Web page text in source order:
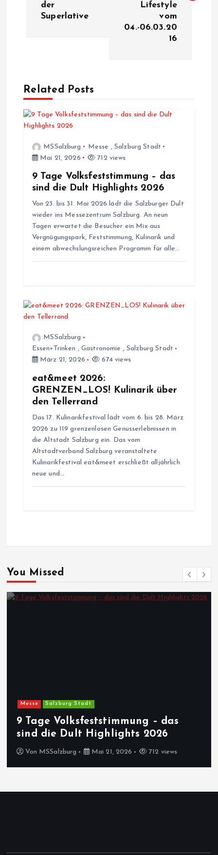
g
s
n
o
der
Superlative
Lifestyle
vom
04.-06.03.20
16
Related Posts
MSSalzburg Messe , Salzburg Stadt
Mai 21, 2026
712 views
9 Tage Volksfeststimmung – das
sind die Dult Highlights 2026
Von 23. bis 31. Mai 2026 lädt die Salzburger Dult
wieder ins Messezentrum Salzburg. An neun
Tagen erwartet die Besucher ein Mix aus
Vergnügungspark, Feststimmung, Kulinarik und
einem abwechslungsreichen Programm für alle…
MSSalzburg
Essen+Trinken ,Gastronomie ,Salzburg Stadt
März 21, 2026
674 views
eat&meet 2026:
GRENZEN_LOS! Kulinarik über
den Tellerrand
Das 17. Kulinarikfestival lädt vom 6. bis 28. März
2026 zu 119 grenzenlosen Genusserlebnissen in
die Altstadt Salzburg ein. Das vom
Altstadtverband Salzburg veranstaltete
Kulinarikfestival eat&meet erschließt alljährlich
neue und…
You Missed
Messe Salzburg Stadt
9 Tage Volksfeststimmung – das
sind die Dult Highlights 2026
Von MSSalzburg Mai 21, 2026 712 views